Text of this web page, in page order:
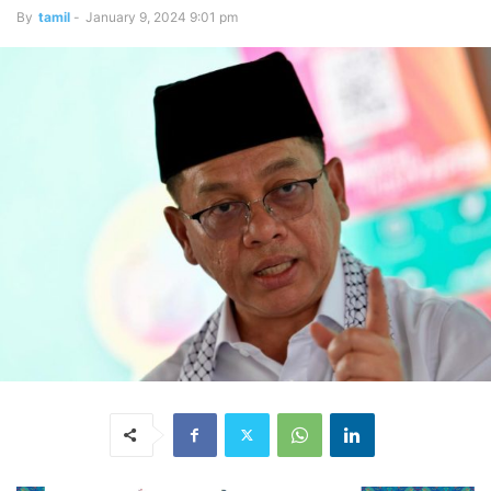
By tamil - January 9, 2024 9:01 pm